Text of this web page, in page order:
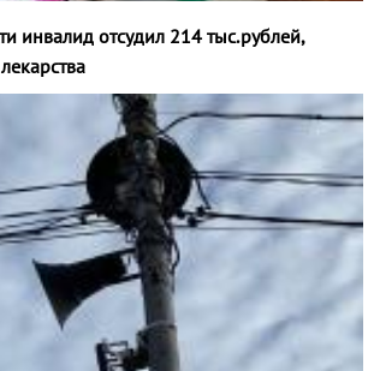
инвалид отсудил 214 тыс.рублей,